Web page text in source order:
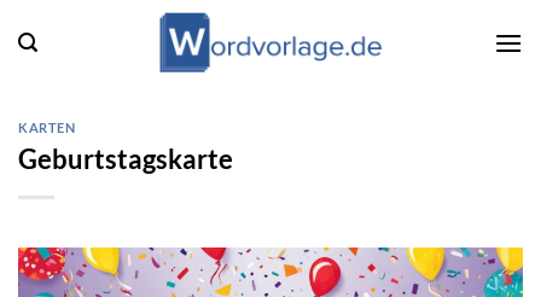
Inhalt
KARTEN
Geburtstagskarte